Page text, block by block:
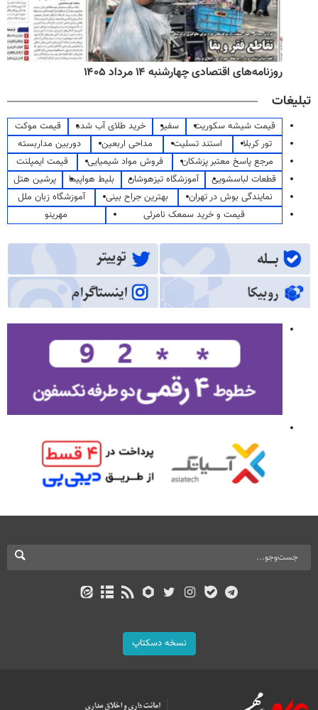
روزنامه‌های اقتصادی چهارشنبه ۱۴ مرداد ۱۴۰۵
تبلیغات
قیمت شیشه سکوریت سفیر خرید طلای آب شده
قیمت موکت
تور کربلا
استند تسلیت مداحی اربعین
دوربین مداربسته
مرجع پاسخ معتبر پزشکان
فروش مواد شیمیایی
قیمت ایمپلنت
قطعات لباسشویی
آموزشگاه تیزهوشان بلیط هواپیما
پرشین هتل
نمایندگی بوش در تهران
بهترین جراح بینی
آموزشگاه زبان ملل
قیمت و خرید سمعک نامرئی
مهرینو
نسخه دسکتاپ